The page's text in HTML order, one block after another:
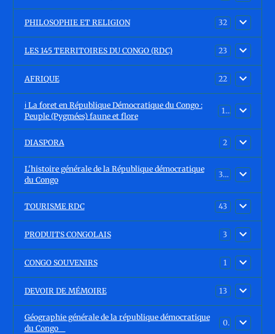
PHILOSOPHIE ET RELIGION 32
LES 145 TERRITOIRES DU CONGO (RDC) 23
AFRIQUE 22
ℹ️ La foret en République Démocratique du Congo :
Peuple (Pygmées) faune et flore
15
DIASPORA 2
L'histoire générale de la République démocratique
du Congo
30
TOURISME RDC 43
PRODUITS CONGOLAIS 3
CONGO SOUVENIRS 1
DEVOIR DE MÉMOIRE 13
Géographie générale de la république démocratique
du Congo
0